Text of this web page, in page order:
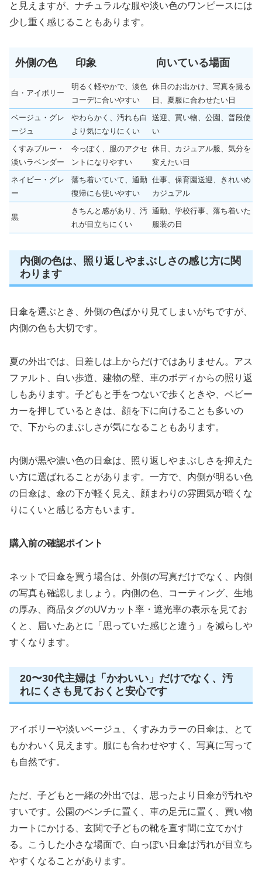
と見えますが、ナチュラルな服や淡い色のワンピースには
少し重く感じることもあります。
外側の色 印象 向いている場面
白・アイボリー
明るく軽やかで、淡色
コーデに合いやすい
休日のお出かけ、写真を撮る
日、夏服に合わせたい日
ベージュ・グレ
ージュ
やわらかく、汚れも白
より気になりにくい
送迎、買い物、公園、普段使
い
くすみブルー・
淡いラベンダー
今っぽく、服のアクセ
ントになりやすい
休日、カジュアル服、気分を
変えたい日
ネイビー・グレ
ー
落ち着いていて、通勤
復帰にも使いやすい
仕事、保育園送迎、きれいめ
カジュアル
黒
きちんと感があり、汚
れが目立ちにくい
通勤、学校行事、落ち着いた
服装の日
内側の色は、照り返しやまぶしさの感じ方に関
わります
日傘を選ぶとき、外側の色ばかり見てしまいがちですが、
内側の色も大切です。
夏の外出では、日差しは上からだけではありません。アス
ファルト、白い歩道、建物の壁、車のボディからの照り返
しもあります。子どもと手をつないで歩くときや、ベビー
カーを押しているときは、顔を下に向けることも多いの
で、下からのまぶしさが気になることもあります。
内側が黒や濃い色の日傘は、照り返しやまぶしさを抑えた
い方に選ばれることがあります。一方で、内側が明るい色
の日傘は、傘の下が軽く見え、顔まわりの雰囲気が暗くな
りにくいと感じる方もいます。
購入前の確認ポイント
ネットで日傘を買う場合は、外側の写真だけでなく、内側
の写真も確認しましょう。内側の色、コーティング、生地
の厚み、商品タグのUVカット率・遮光率の表示を見てお
くと、届いたあとに「思っていた感じと違う」を減らしや
すくなります。
20〜30代主婦は「かわいい」だけでなく、汚
れにくさも見ておくと安心です
アイボリーや淡いベージュ、くすみカラーの日傘は、とて
もかわいく見えます。服にも合わせやすく、写真に写って
も自然です。
ただ、子どもと一緒の外出では、思ったより日傘が汚れや
すいです。公園のベンチに置く、車の足元に置く、買い物
カートにかける、玄関で子どもの靴を直す間に立てかけ
る。こうした小さな場面で、白っぽい日傘は汚れが目立ち
やすくなることがあります。